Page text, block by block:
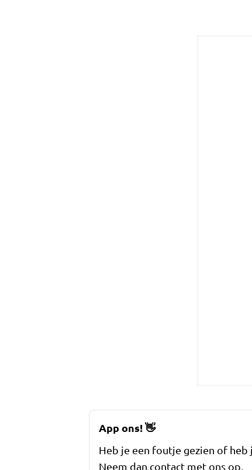
App ons!👋
Heb je een foutje gezien of
Neem dan contact met ons op.